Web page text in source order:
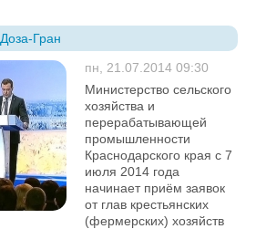
Доза-Гран
пн, 21.07.2014 09:30
Министерство сельского
хозяйства и
перерабатывающей
промышленности
Краснодарского края с 7
июля 2014 года
начинает приём заявок
от глав крестьянских
(фермерских) хозяйств